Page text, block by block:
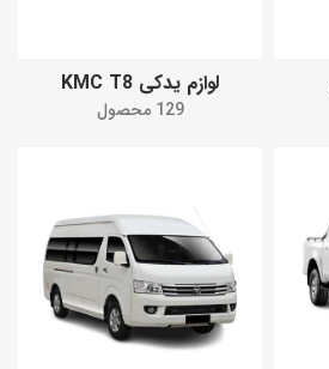
لوازم یدکی KMC T8
129 محصول